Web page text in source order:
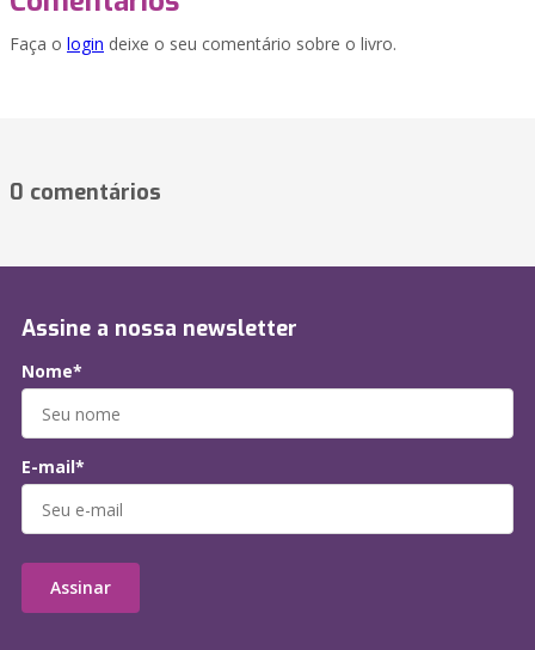
Faça o login deixe o seu comentário sobre o livro.
0 comentários
Assine a nossa newsletter
Nome*
E-mail*
Assinar